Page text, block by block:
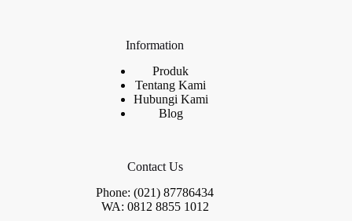
Information
Produk
Tentang Kami
Hubungi Kami
Blog
Contact Us
Phone: (021) 87786434
WA: 0812 8855 1012